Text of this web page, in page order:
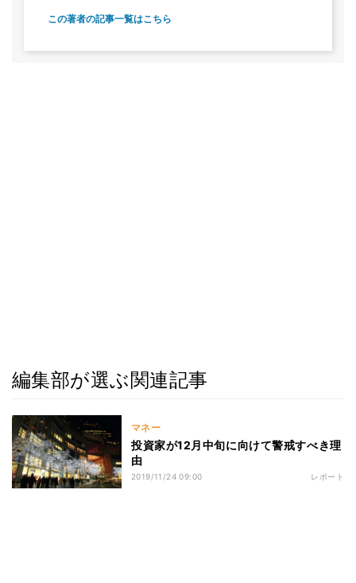
この著者の記事一覧はこちら
編集部が選ぶ関連記事
マネー
投資家が12月中旬に向けて警戒すべき理
由
2019/11/24 09:00 レポート